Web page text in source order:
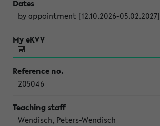
by appointment [12.10.2026-05.02.2027]
205046
Wendisch, Peters-Wendisch